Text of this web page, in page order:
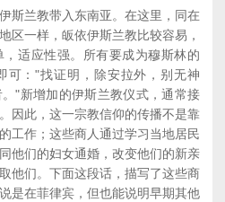
兰教带入东南亚。在这里，同在
区一样，皈依伊斯兰教比较容易，
适应性强。所有要成为穆斯林的
可："找证明，除安拉外，别无神
"新增加的伊斯兰教仪式，通常接
因此，这一宗教信仰的传播不是靠
工作；这些商人通过学习当地居民
他们的妇女通婚，改变他们的新亲
他们。下面这段话，描写了这些商
是在菲律宾，但也能说明早期其他